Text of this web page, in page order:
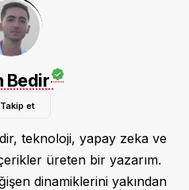
Bedir
teknoloji, yapay zeka ve
üreten bir yazarım.
dinamiklerini yakından